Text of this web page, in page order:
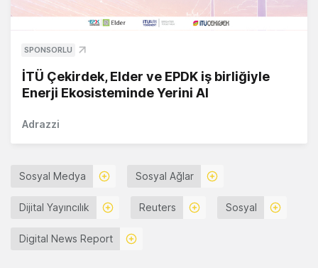
SPONSORLU
İTÜ Çekirdek, Elder ve EPDK iş birliğiyle
Enerji Ekosisteminde Yerini Al
Adrazzi
Sosyal Medya Sosyal Ağlar
Dijital Yayıncılık Reuters Sosyal
Digital News Report